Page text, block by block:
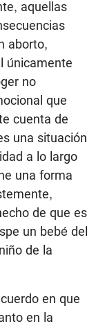
aquellas
aborto,
únicamente
no
que
cuenta de
una situación
a lo largo
una forma
de que es
un bebé del
de la
en que
en la